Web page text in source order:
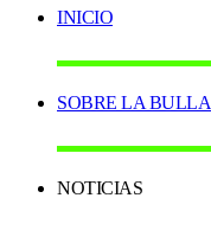
INICIO
SOBRE LA BULLA
NOTICIAS